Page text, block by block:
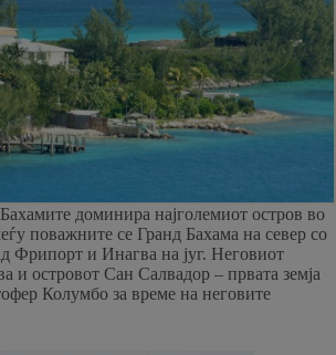
доминира најголемиот остров во
поважните се Гранд Бахама на север со
Фрипорт и Инагва на југ. Неговиот
и островот Сан Салвадор – првата земја
Колумбо за време на неговите